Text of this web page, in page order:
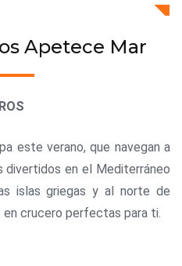
Apetece Mar
este verano, que navegan a
divertidos en el Mediterráneo
islas griegas y al norte de
en crucero perfectas para ti.